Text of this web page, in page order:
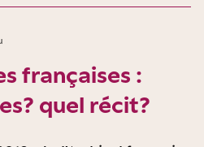
françaises :
? quel récit ?